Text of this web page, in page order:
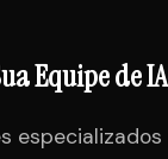
Equipe de